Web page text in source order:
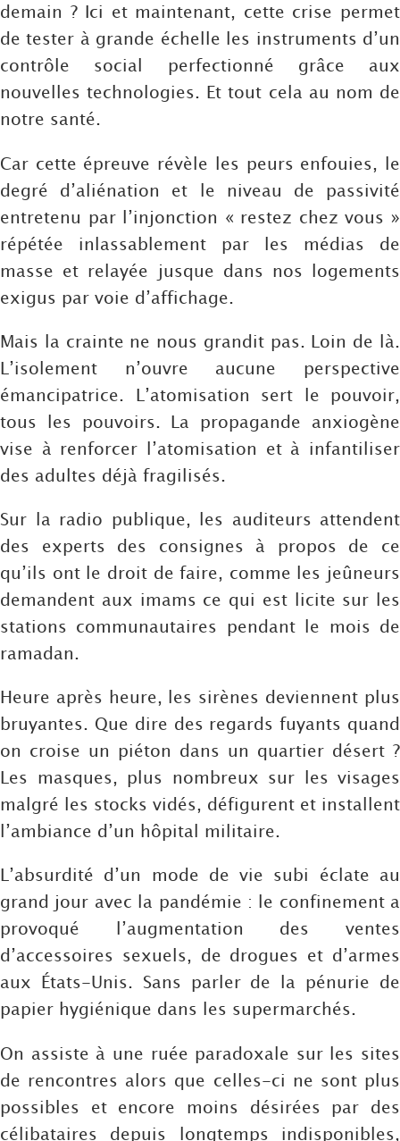
demain ? Ici et maintenant, cette crise permet
de tester à grande échelle les instruments d’un
contrôle social perfectionné grâce aux
nouvelles technologies. Et tout cela au nom de
notre santé.
Car cette épreuve révèle les peurs enfouies, le
degré d’aliénation et le niveau de passivité
entretenu par l’injonction « restez chez vous »
répétée inlassablement par les médias de
masse et relayée jusque dans nos logements
exigus par voie d’affichage.
Mais la crainte ne nous grandit pas. Loin de là.
L’isolement n’ouvre aucune perspective
émancipatrice. L’atomisation sert le pouvoir,
tous les pouvoirs. La propagande anxiogène
vise à renforcer l’atomisation et à infantiliser
des adultes déjà fragilisés.
Sur la radio publique, les auditeurs attendent
des experts des consignes à propos de ce
qu’ils ont le droit de faire, comme les jeûneurs
demandent aux imams ce qui est licite sur les
stations communautaires pendant le mois de
ramadan.
Heure après heure, les sirènes deviennent plus
bruyantes. Que dire des regards fuyants quand
on croise un piéton dans un quartier désert ?
Les masques, plus nombreux sur les visages
malgré les stocks vidés, défigurent et installent
l’ambiance d’un hôpital militaire.
L’absurdité d’un mode de vie subi éclate au
grand jour avec la pandémie : le confinement a
provoqué l’augmentation des ventes
d’accessoires sexuels, de drogues et d’armes
aux États-Unis. Sans parler de la pénurie de
papier hygiénique dans les supermarchés.
On assiste à une ruée paradoxale sur les sites
de rencontres alors que celles-ci ne sont plus
possibles et encore moins désirées par des
célibataires depuis longtemps indisponibles,